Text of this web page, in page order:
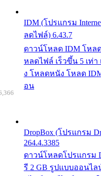
IDM (โปรแกรม
ลดไฟล์) 6.43.7
ดาวน์โหลด IDM โหลด
หลดไฟล์ เร็วขึ้น 5 เท่
ง โหลดหนัง โหลด
อน
DropBox (โปรแกรม
264.4.3385
ดาวน์โหลดโปรแกรม
รี 2 GB รูปแบบออนไล